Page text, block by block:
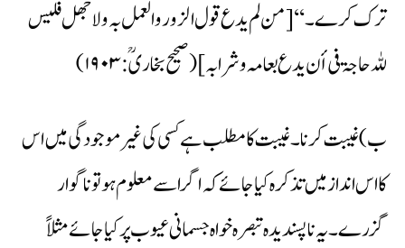
ترک کرے۔ ‘‘ [من لم یدع قول الزور والعمل بہ ولاجھل فلیس
للہ حاجۃ فی أن یدع طعامہ وشرابہ] (صحیح بخاریؒ:۱۹۰۳)
ب) غیبت کرنا۔ غیبت کا مطلب ہے کسی کی غیر موجودگی میں اس
کا اس انداز میں تذکرہ کیا جائے کہ اگر اسے معلوم ہوتو ناگوار
گزرے۔ یہ ناپسندیدہ تبصرہ خواہ جسمانی عیوب پر کیا جائے مثلاً